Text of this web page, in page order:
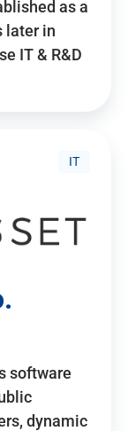
as a
later in
IT & R&D
IT
software
dynamic